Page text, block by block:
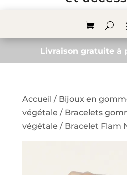
Livraison gratuite à
Accueil / Bijoux en
végétale / Bracelets
végétale / Bracelet Flam